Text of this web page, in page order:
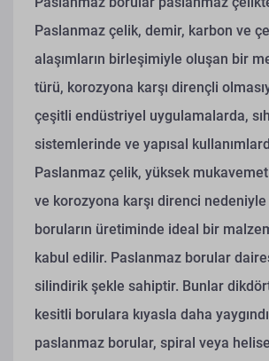
Paslanmaz çelik, demir, karbon ve
alaşımların birleşimiyle oluşan bir
türü, korozyona karşı dirençli
çeşitli endüstriyel uygulamalarda,
sistemlerinde ve yapısal
Paslanmaz çelik, yüksek mukavemeti,
ve korozyona karşı direnci
boruların üretiminde ideal bir
kabul edilir. Paslanmaz borular
silindirik şekle sahiptir. Bunlar
kesitli borulara kıyasla daha
paslanmaz borular, spiral veya